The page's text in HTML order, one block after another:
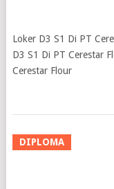
Loker D3 S1 Di PT
D3 S1 Di PT Cerestar
Cerestar Flour
DIPLOMA